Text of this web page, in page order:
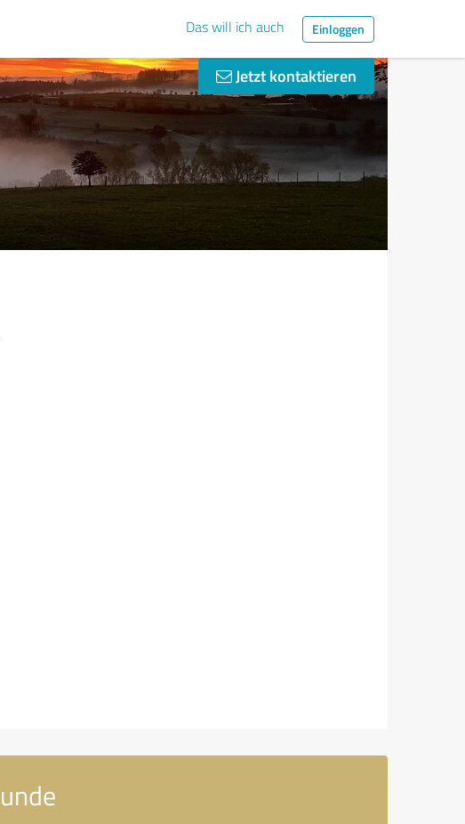
Das will ich auch Einloggen
Jetzt kontaktieren